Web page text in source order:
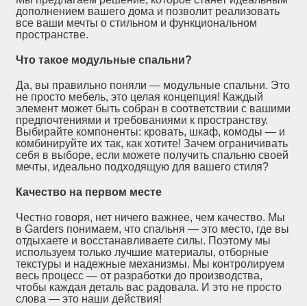
дополнением вашего дома и позволит реализовать
все ваши мечты о стильном и функциональном
пространстве.
Что такое модульные спальни?
Да, вы правильно поняли — модульные спальни. Это
не просто мебель, это целая концепция! Каждый
элемент может быть собран в соответствии с вашими
предпочтениями и требованиями к пространству.
Выбирайте компоненты: кровать, шкаф, комоды — и
комбинируйте их так, как хотите! Зачем ограничивать
себя в выборе, если можете получить спальню своей
мечты, идеально подходящую для вашего стиля?
Качество на первом месте
Честно говоря, нет ничего важнее, чем качество. Мы
в Garders понимаем, что спальня — это место, где вы
отдыхаете и восстанавливаете силы. Поэтому мы
используем только лучшие материалы, отборные
текстуры и надежные механизмы. Мы контролируем
весь процесс — от разработки до производства,
чтобы каждая деталь вас радовала. И это не просто
слова — это наши действия!